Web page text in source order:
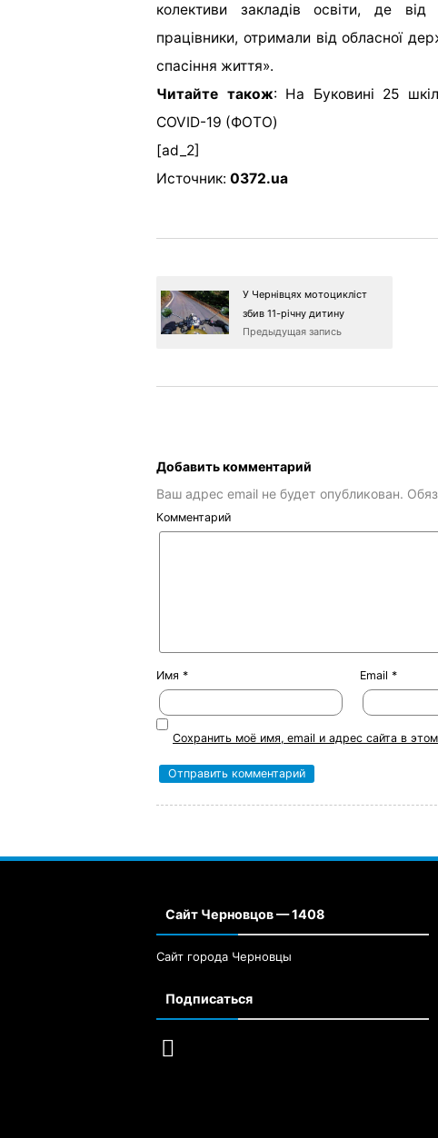
колективи закладів освіти, де
працівники, отримали від обласної
спасіння життя».
Читайте також: На Буковині 25
COVID-19 (ФОТО)
[ad_2]
Источник: 0372.ua
У Чернівцях мотоцикліст
збив 11-річну дитину
Предыдущая запись
Добавить комментарий
Ваш адрес email не будет опубликован.
Комментарий
Имя * Email*
Сохранить моё имя, email и адрес сайта в
Сайт Черновцов — 1408
Сайт города Черновцы
Подписаться